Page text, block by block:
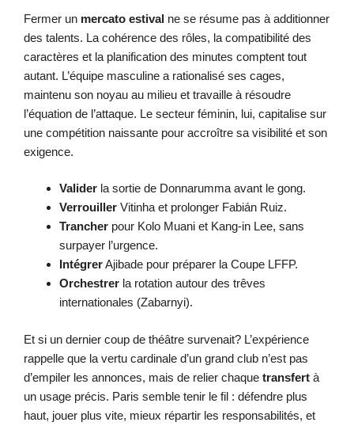
Fermer un mercato estival ne se résume pas à additionner
des talents. La cohérence des rôles, la compatibilité des
caractères et la planification des minutes comptent tout
autant. L’équipe masculine a rationalisé ses cages,
maintenu son noyau au milieu et travaille à résoudre
l’équation de l’attaque. Le secteur féminin, lui, capitalise sur
une compétition naissante pour accroître sa visibilité et son
exigence.
Valider la sortie de Donnarumma avant le gong.
Verrouiller Vitinha et prolonger Fabián Ruiz.
Trancher pour Kolo Muani et Kang-in Lee, sans
surpayer l’urgence.
IntégrerAjibade pour préparer la Coupe LFFP.
Orchestrer la rotation autour des trêves
internationales (Zabarnyi).
Et si un dernier coup de théâtre survenait? L’expérience
rappelle que la vertu cardinale d’un grand club n’est pas
d’empiler les annonces, mais de relier chaque transfert à
un usage précis. Paris semble tenir le fil : défendre plus
haut, jouer plus vite, mieux répartir les responsabilités, et